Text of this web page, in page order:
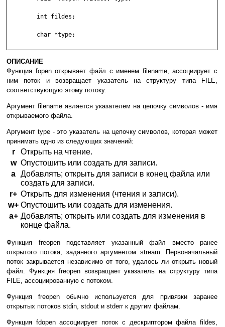
ОПИСАНИЕ
Функция fopen открывает файл с именем filename, ассоциирует с
ним поток и возвращает указатель на структуру типа FILE,
соответствующую этому потоку.
Аргумент filename является указателем на цепочку символов - имя
открываемого файла.
Аргумент type - это указатель на цепочку символов, которая может
принимать одно из следующих значений:
r
Открыть на чтение.
w Опустошить или создать для записи.
a Добавлять; открыть для записи в конец файла или
создать для записи.
r+ Открыть для изменения (чтения и записи).
w+ Опустошить или создать для изменения.
a+ Добавлять; открыть или создать для изменения в
конце файла.
Функция freopen подставляет указанный файл вместо ранее
открытого потока, заданного аргументом stream. Первоначальный
поток закрывается независимо от того, удалось ли открыть новый
файл. Функция freopen возвращает указатель на структуру типа
FILE, ассоциированную с потоком.
Функция freopen обычно используется для привязки заранее
открытых потоков stdin, stdout и stderr к другим файлам.
Функция fdopen ассоциирует поток с дескриптором файла fildes,